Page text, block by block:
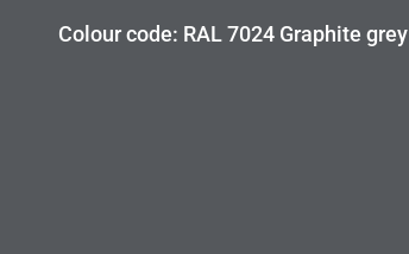
Colour code: RAL 7024 Graphite grey